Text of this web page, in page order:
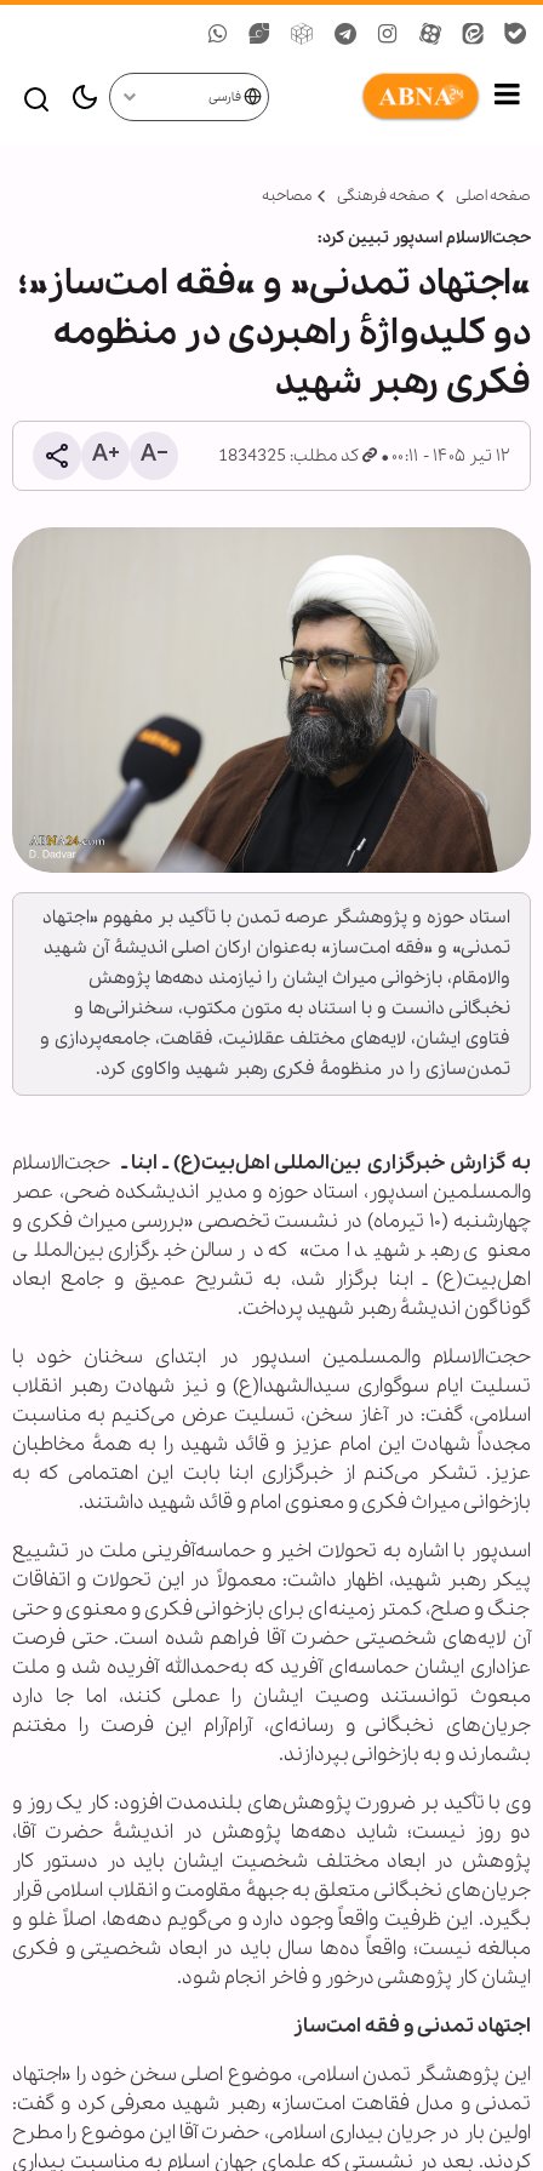
فارسی
صفحه اصلی صفحه فرهنگی مصاحبه
حجت‌الاسلام اسدپور تبیین کرد:
«اجتهاد تمدنی» و «فقه امت‌ساز»؛
دو کلیدواژهٔ راهبردی در منظومه
فکری رهبر شهید
۱۲ تیر ۱۴۰۵ - ۰۰:۱۱ کد مطلب: 1834325
استاد حوزه و پژوهشگر عرصه تمدن با تأکید بر مفهوم «اجتهاد
تمدنی» و «فقه امت‌ساز» به‌عنوان ارکان اصلی اندیشهٔ آن شهید
والامقام، بازخوانی میراث ایشان را نیازمند دهه‌ها پژوهش
نخبگانی دانست و با استناد به متون مکتوب، سخنرانی‌ها و
فتاوی ایشان، لایه‌های مختلف عقلانیت، فقاهت، جامعه‌پردازی و
تمدن‌سازی را در منظومهٔ فکری رهبر شهید واکاوی کرد.
به گزارش خبرگزاری بین‌المللی اهل‌بیت(ع) ـ ابنا ـحجت‌الاسلام
والمسلمین اسدپور، استاد حوزه و مدیر اندیشکده ضحی، عصر
چهارشنبه (۱۰ تیرماه) در نشست تخصصی «بررسی میراث فکری و
معنوی رهبر شهید امت» که در سالن خبرگزاری بین‌المللی
اهل‌بیت(ع) ـ ابنا برگزار شد، به تشریح عمیق و جامع ابعاد
گوناگون اندیشهٔ رهبر شهید پرداخت.
حجت‌الاسلام والمسلمین اسدپور در ابتدای سخنان خود با
تسلیت ایام سوگواری سیدالشهدا(ع) و نیز شهادت رهبر انقلاب
اسلامی، گفت: در آغاز سخن، تسلیت عرض می‌کنیم به مناسبت
مجدداً شهادت این امام عزیز و قائد شهید را به همهٔ مخاطبان
عزیز. تشکر می‌کنم از خبرگزاری ابنا بابت این اهتمامی که به
بازخوانی میراث فکری و معنوی امام و قائد شهید داشتند.
اسدپور با اشاره به تحولات اخیر و حماسه‌آفرینی ملت در تشییع
پیکر رهبر شهید، اظهار داشت: معمولاً در این تحولات و اتفاقات
جنگ و صلح، کمتر زمینه‌ای برای بازخوانی فکری و معنوی و حتی
آن لایه‌های شخصیتی حضرت آقا فراهم شده است. حتی فرصت
عزاداری ایشان حماسه‌ای آفرید که به‌حمدالله آفریده شد و ملت
مبعوث توانستند وصیت ایشان را عملی کنند، اما جا دارد
جریان‌های نخبگانی و رسانه‌ای، آرام‌آرام این فرصت را مغتنم
بشمارند و به بازخوانی بپردازند.
وی با تأکید بر ضرورت پژوهش‌های بلندمدت افزود: کار یک روز و
دو روز نیست؛ شاید دهه‌ها پژوهش در اندیشهٔ حضرت آقا،
پژوهش در ابعاد مختلف شخصیت ایشان باید در دستور کار
جریان‌های نخبگانی متعلق به جبههٔ مقاومت و انقلاب اسلامی قرار
بگیرد. این ظرفیت واقعاً وجود دارد و می‌گویم دهه‌ها، اصلاً غلو و
مبالغه نیست؛ واقعاً ده‌ها سال باید در ابعاد شخصیتی و فکری
ایشان کار پژوهشی درخور و فاخر انجام شود.
اجتهاد تمدنی و فقه امت‌ساز
این پژوهشگر تمدن اسلامی، موضوع اصلی سخن خود را «اجتهاد
تمدنی و مدل فقاهت امت‌ساز» رهبر شهید معرفی کرد و گفت:
اولین بار در جریان بیداری اسلامی، حضرت آقا این موضوع را مطرح
کردند. بعد در نشستی که علمای جهان اسلام به مناسبت بیداری